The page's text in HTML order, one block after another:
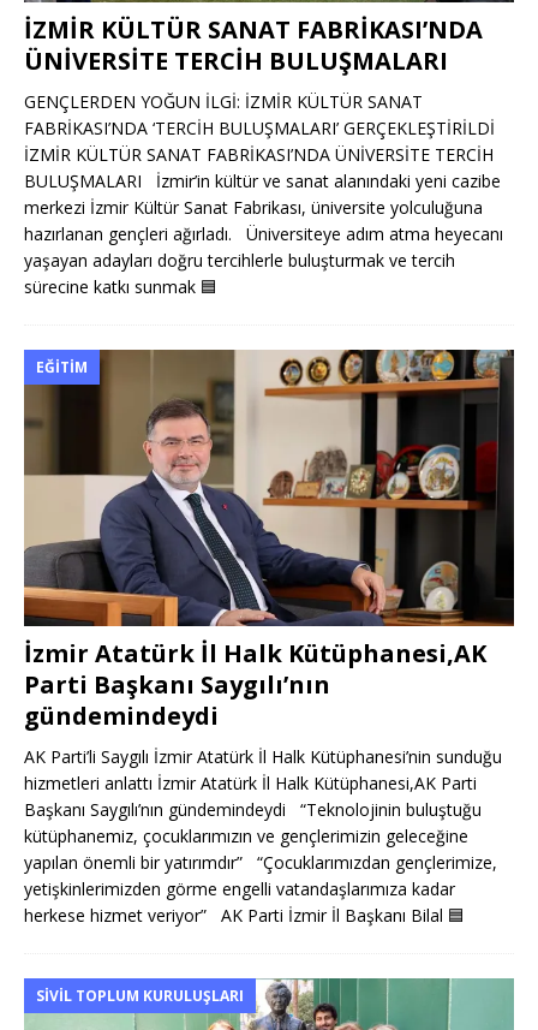
İZMİR KÜLTÜR SANAT FABRİKASI’NDA
ÜNİVERSİTE TERCİH BULUŞMALARI
GENÇLERDEN YOĞUN İLGİ: İZMİR KÜLTÜR SANAT
FABRİKASI’NDA ‘TERCİH BULUŞMALARI’ GERÇEKLEŞTİRİLDİ
İZMİR KÜLTÜR SANAT FABRİKASI’NDA ÜNİVERSİTE TERCİH
BULUŞMALARI İzmir’in kültür ve sanat alanındaki yeni cazibe
merkezi İzmir Kültür Sanat Fabrikası, üniversite yolculuğuna
hazırlanan gençleri ağırladı. Üniversiteye adım atma heyecanı
yaşayan adayları doğru tercihlerle buluşturmak ve tercih
sürecine katkı sunmak 🟦
EĞITIM
İzmir Atatürk İl Halk Kütüphanesi,AK
Parti Başkanı Saygılı’nın
gündemindeydi
AK Parti’li Saygılı İzmir Atatürk İl Halk Kütüphanesi’nin sunduğu
hizmetleri anlattı İzmir Atatürk İl Halk Kütüphanesi,AK Parti
Başkanı Saygılı’nın gündemindeydi “Teknolojinin buluştuğu
kütüphanemiz, çocuklarımızın ve gençlerimizin geleceğine
yapılan önemli bir yatırımdır” “Çocuklarımızdan gençlerimize,
yetişkinlerimizden görme engelli vatandaşlarımıza kadar
herkese hizmet veriyor” AK Parti İzmir İl Başkanı Bilal 🟦
SIVIL TOPLUM KURULUŞLARI